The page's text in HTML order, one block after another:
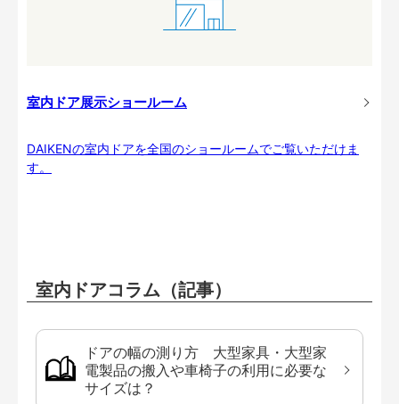
室内ドア展示ショールーム
DAIKENの室内ドアを全国のショールームでご覧いただけま
す。
室内ドアコラム（記事）
ドアの幅の測り方 大型家具・大型家
電製品の搬入や車椅子の利用に必要な
サイズは？